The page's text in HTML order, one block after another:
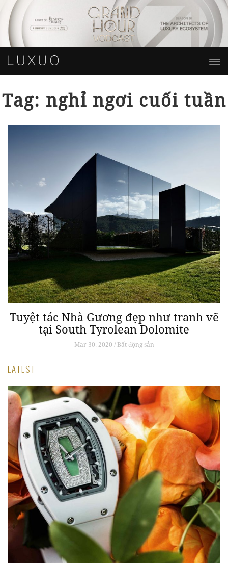
Tag: nghỉ ngơi cuối tuần
Tuyệt tác Nhà Gương đẹp như tranh vẽ
tại South Tyrolean Dolomite
Mar 30, 2020 / Bất động sản
LATEST